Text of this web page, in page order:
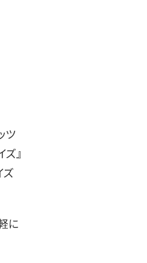
ツ
』
ズ
に